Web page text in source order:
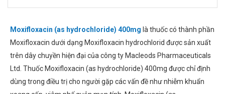
Moxifloxacin (as hydrochloride) 400mg là thuốc có thành phần
Moxifloxacin dưới dạng Moxifloxacin hydrochlorid được sản xuất
trên dây chuyền hiện đại của công ty Macleods Pharmaceuticals
Ltd. Thuốc Moxifloxacin (as hydrochloride) 400mg được chỉ định
dùng trong điều trị cho người gặp các vấn đề như nhiễm khuẩn